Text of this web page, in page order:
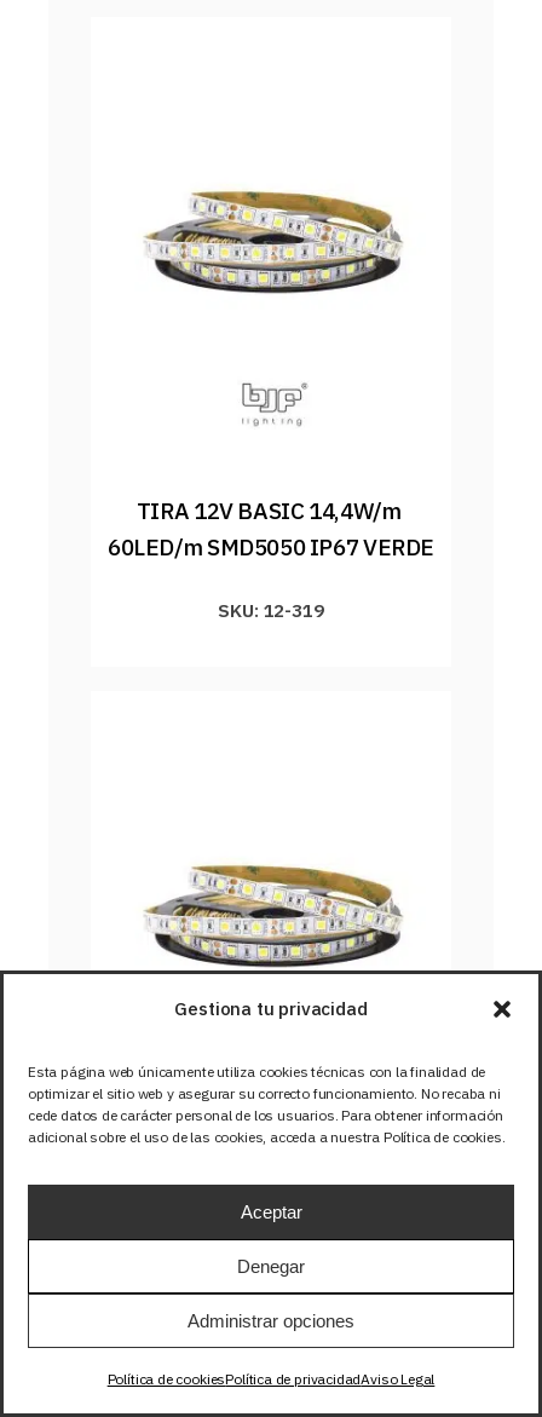
Gestiona tu privacidad
Esta página web únicamente utiliza cookies técnicas con la finalidad de
optimizar el sitio web y asegurar su correcto funcionamiento. No recaba ni
cede datos de carácter personal de los usuarios. Para obtener información
adicional sobre el uso de las cookies, acceda a nuestra Política de cookies.
Aceptar
Denegar
Administrar opciones
Política de cookiesPolítica de privacidadAviso Legal
TIRA 12V BASIC 14,4W/m
60LED/m SMD5050 IP67 VERDE
SKU: 12-319
TIRA 12V BASIC 14,4W/m
60LED/m SMD5050 IP67 RGB
SKU: 12-317